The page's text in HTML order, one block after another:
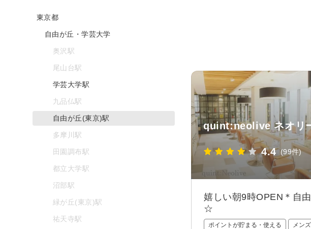
quint:neolive ネオリ
4.4 (99件)
嬉しい朝9時OPEN＊自
☆
ポイントが貯まる・使える メン
東京都
自由が丘・学芸大学
奥沢駅
尾山台駅
学芸大学駅
九品仏駅
自由が丘(東京)駅
多摩川駅
田園調布駅
都立大学駅
沼部駅
緑が丘(東京)駅
祐天寺駅